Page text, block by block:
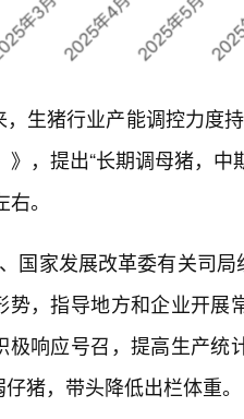
生猪行业产能调控力度
，提出“长期调母猪，
。
国家发展改革委有关司
势，指导地方和企业开
极响应号召，提高生产
猪，带头降低出栏体重。